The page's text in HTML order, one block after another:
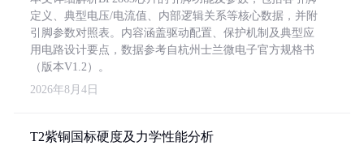
定义、典型电压/电流值、内部逻辑关系等核心数据，并附
引脚参数对照表。内容涵盖驱动配置、保护机制及典型应
用电路设计要点，数据参考自杭州士兰微电子官方规格书
（版本V1.2）。
2026年8月4日
T2紫铜国标硬度及力学性能分析